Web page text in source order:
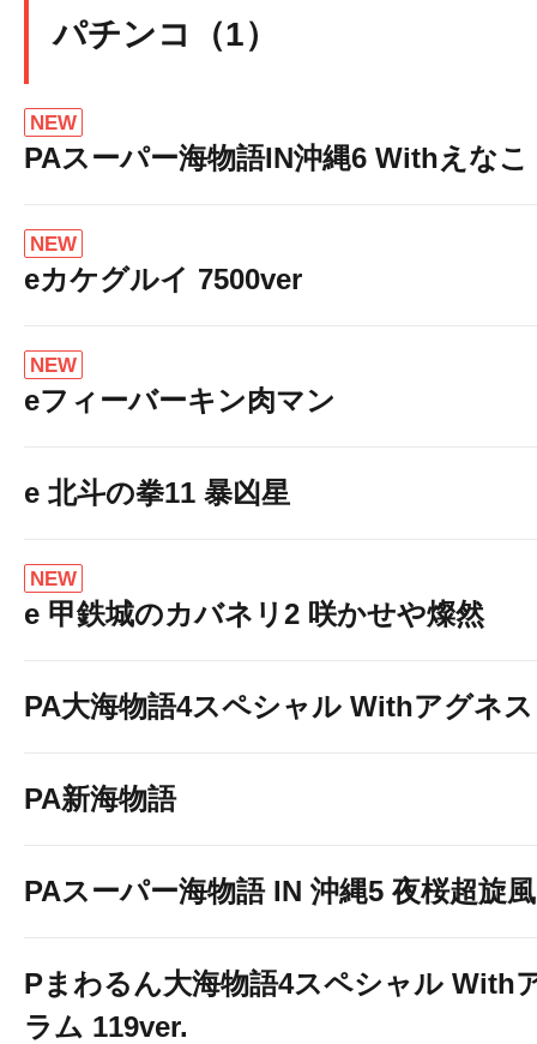
パチンコ（1）
NEW
PAスーパー海物語IN沖縄6 Withえなこ
NEW
eカケグルイ 7500ver
NEW
eフィーバーキン肉マン
e 北斗の拳11 暴凶星
NEW
e 甲鉄城のカバネリ2 咲かせや燦然
PA大海物語4スペシャル Withアグネ
PA新海物語
PAスーパー海物語 IN 沖縄5 夜桜超旋
Pまわるん大海物語4スペシャル With
ラム 119ver.